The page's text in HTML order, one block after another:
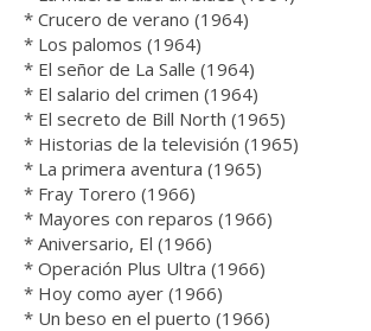
* Crucero de verano (1964)
* Los palomos (1964)
* El señor de La Salle (1964)
* El salario del crimen (1964)
* El secreto de Bill North (1965)
* Historias de la televisión (1965)
* La primera aventura (1965)
* Fray Torero (1966)
* Mayores con reparos (1966)
* Aniversario, El (1966)
* Operación Plus Ultra (1966)
* Hoy como ayer (1966)
* Un beso en el puerto (1966)